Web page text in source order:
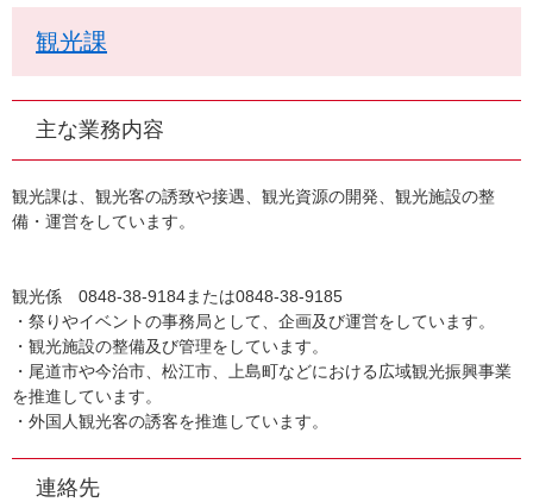
観光課
主な業務内容
観光課は、観光客の誘致や接遇、観光資源の開発、観光施設の整
備・運営をしています。
観光係 0848-38-9184または0848-38-9185
・祭りやイベントの事務局として、企画及び運営をしています。
・観光施設の整備及び管理をしています。
・尾道市や今治市、松江市、上島町などにおける広域観光振興事業
を推進しています。
・外国人観光客の誘客を推進しています。
連絡先